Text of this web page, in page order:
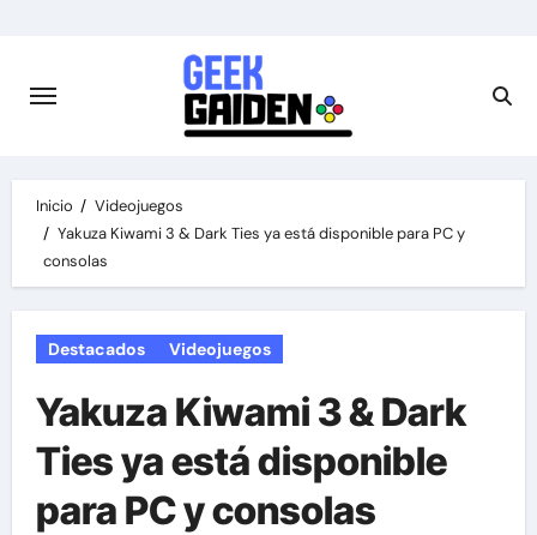
contenido
Inicio
Videojuegos
Yakuza Kiwami 3 & Dark Ties ya está disponible para PC y
consolas
Destacados Videojuegos
Yakuza Kiwami 3 & Dark
Ties ya está disponible
para PC y consolas